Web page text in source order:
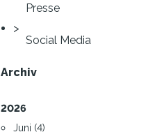
Presse
Social Media
Archiv
2026
Juni (4)